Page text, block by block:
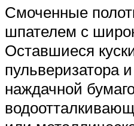
Смоченные
шпателем с
Оставшиеся
пульверизатора
наждачной